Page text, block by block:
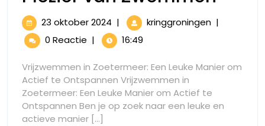
met
in
Duik
23 oktober 2024 23
oktober
2024
| kringgroningenOntspannen
in
in
het
|
0 Reactie | 16:49
Vrijzwemmen in Zoetermeer: Een Leuke Manier om
Actief te Ontspannen Vrijzwemmen in
Zoetermeer: Een Leuke Manier om Actief te
Ontspannen Ben je op zoek naar een leuke en
actieve manier [...]